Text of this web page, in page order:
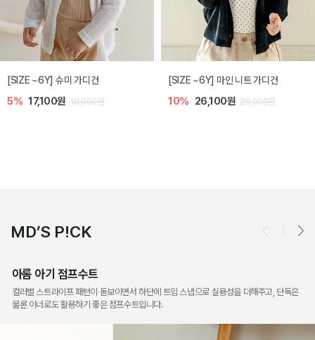
밀라 아기 점프수트
10% 30,600원 34,000원
밀라 아기 셋업
20% 35,200원 44,000원
MD’S P!CK
아롬 아기 점프수트
컬러별 스트라이프 패턴이 돋보이면서 하단에 트임 스냅으로 실용성을 더해주고, 단독은
물론 이너로도 활용하기 좋은 점프수트입니다.